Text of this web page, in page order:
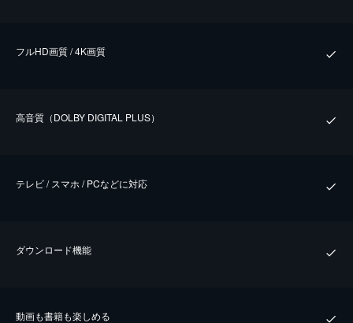
フルHD画質 / 4K画質
⾼⾳質（DOLBY DIGITAL PLUS）
テレビ / スマホ / PCなどに対応
ダウンロード機能
動画も書籍も楽しめる